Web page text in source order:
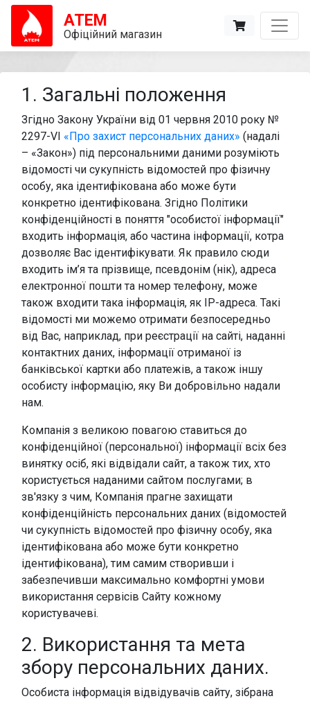
uk
АТЕМ
Офіційний магазин
1. Загальні положення
Згідно Закону України від 01 червня 2010 року №
2297-VI «Про захист персональних даних» (надалі
– «Закон») під персональними даними розуміють
відомості чи сукупність відомостей про фізичну
особу, яка ідентифікована або може бути
конкретно ідентифікована. Згідно Політики
конфіденційності в поняття "особистої інформації"
входить інформація, або частина інформації, котра
дозволяє Вас ідентифікувати. Як правило сюди
входить ім’я та прізвище, псевдонім (нік), адреса
електронної пошти та номер телефону, може
також входити така інформація, як IP-адреса. Такі
відомості ми можемо отримати безпосередньо
від Вас, наприклад, при реєстрації на сайті, наданні
контактних даних, інформації отриманої із
банківської картки або платежів, а також іншу
особисту інформацію, яку Ви добровільно надали
нам.
Компанія з великою повагою ставиться до
конфіденційної (персональної) інформації всіх без
винятку осіб, які відвідали сайт, а також тих, хто
користується наданими сайтом послугами; в
зв'язку з чим, Компанія прагне захищати
конфіденційність персональних даних (відомостей
чи сукупність відомостей про фізичну особу, яка
ідентифікована або може бути конкретно
ідентифікована), тим самим створивши і
забезпечивши максимально комфортні умови
використання сервісів Сайту кожному
користувачеві.
2. Використання та мета
збору персональних даних.
Особиста інформація відвідувачів сайту, зібрана